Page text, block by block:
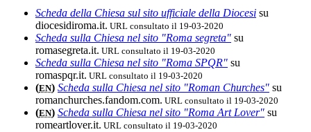
Scheda della Chiesa sul sito ufficiale della Diocesi su
diocesidiroma.it. URL consultato il 19-03-2020
Scheda sulla Chiesa nel sito "Roma segreta" su
romasegreta.it. URL consultato il 19-03-2020
Scheda sulla Chiesa nel sito "Roma SPQR" su
romaspqr.it. URL consultato il 19-03-2020
(EN) Scheda sulla Chiesa nel sito "Roman Churches" su
romanchurches.fandom.com. URL consultato il 19-03-2020
(EN) Scheda sulla Chiesa nel sito "Roma Art Lover" su
romeartlover.it. URL consultato il 19-03-2020